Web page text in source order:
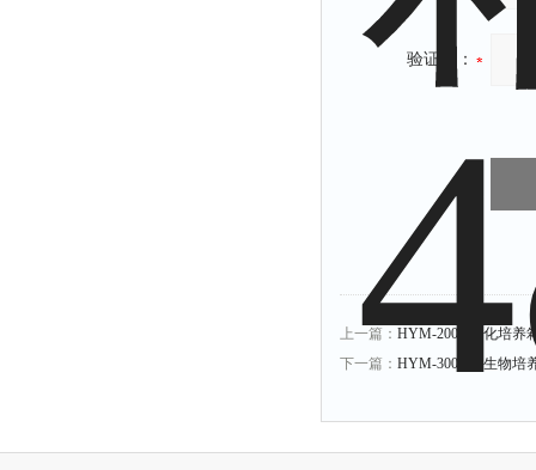
验证码：
上一篇： HYM-200A生化培养
下一篇： HYM-300A微生物培